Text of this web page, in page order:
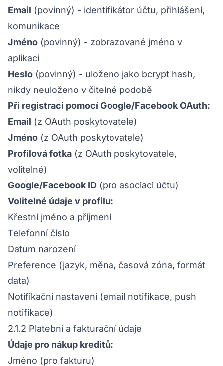
Email (povinný) - identifikátor účtu, přihlášení,
komunikace
Jméno (povinný) - zobrazované jméno v
aplikaci
Heslo (povinný) - uloženo jako bcrypt hash,
nikdy neuloženo v čitelné podobě
Při registraci pomocí Google/Facebook OAuth:
Email (z OAuth poskytovatele)
Jméno (z OAuth poskytovatele)
Profilová fotka (z OAuth poskytovatele,
volitelné)
Google/Facebook ID (pro asociaci účtu)
Volitelné údaje v profilu:
Křestní jméno a příjmení
Telefonní číslo
Datum narození
Preference (jazyk, měna, časová zóna, formát
data)
Notifikační nastavení (email notifikace, push
notifikace)
2.1.2 Platební a fakturační údaje
Údaje pro nákup kreditů:
Jméno (pro fakturu)